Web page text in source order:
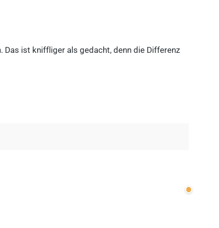
Das ist kniffliger als gedacht, denn die Differenz
Wenige